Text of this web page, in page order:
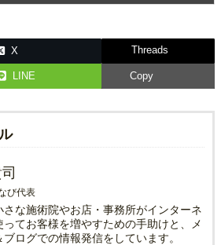
X Threads
LINE Copy
び代表
さな施術院やお店・事務所がインターネ
ってお客様を増やすための手助けと、メ
ブログでの情報発信をしています。